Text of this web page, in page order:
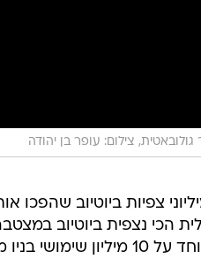
גולובאטית, צילום: עופר בן יהודה
צפיות ביוטיוב שהפכו
הכי נצפית ביוטיוב
כפולה, פרס מיוחד על 10